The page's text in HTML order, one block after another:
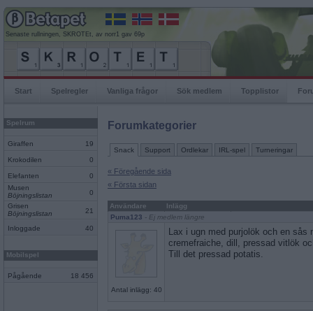
Senaste rullningen, SKROTEt, av norr1 gav 69p
Start Spelregler Vanliga frågor Sök medlem Topplistor
Spelrum
Giraffen 19
Krokodilen 0
Elefanten
0
Musen
Böjningslistan
0
Grisen
Böjningslistan
21
Inloggade 40
Mobilspel
Pågående 18 456
Forumkategorier
Snack Support Ordlekar IRL-spel Turneringar
« Föregående sida
« Första sidan
Användare
Inlägg
Puma123 - Ej medlem längre
Antal inlägg: 40
Lax i ugn med purjolök och en sås
cremefraiche, dill, pressad vitlök
Till det pressad potatis.